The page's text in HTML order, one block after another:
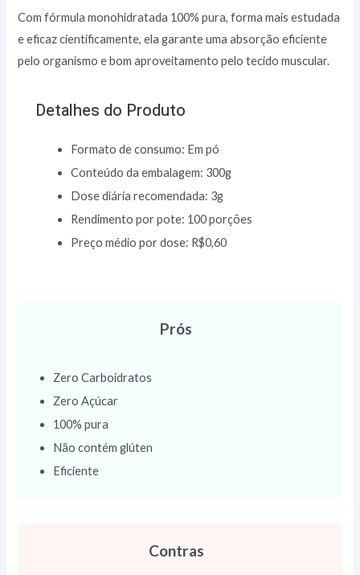
Com fórmula monohidratada 100% pura, forma mais estudada
e eficaz cientificamente, ela garante uma absorção eficiente
pelo organismo e bom aproveitamento pelo tecido muscular.
Detalhes do Produto
Formato de consumo: Em pó
Conteúdo da embalagem: 300g
Dose diária recomendada: 3g
Rendimento por pote: 100 porções
Preço médio por dose: R$0,60
Prós
Zero Carboidratos
Zero Açúcar
100% pura
Não contém glúten
Eficiente
Contras